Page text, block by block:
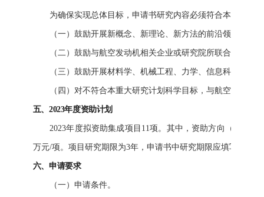
为确保实现总体目标，申请书研究内容必须符合本项目指
（一）鼓励开展新概念、新理论、新方法的前沿领域探索性
（二）鼓励与航空发动机相关企业或研究院所联合开展研
（三）鼓励开展材料学、机械工程、力学、信息科学、数学
（四）对不符合本重大研究计划科学目标，与航空发动机
五、2023年度资助计划
2023年度拟资助集成项目11项。其中，资助方向（一）直
万元/项。项目研究期限为3年，申请书中研究期限应填写“2024
六、申请要求
（一）申请条件。